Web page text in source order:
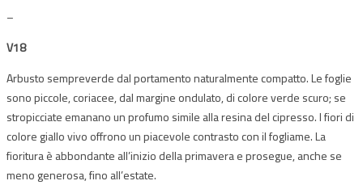
–
V18
Arbusto sempreverde dal portamento naturalmente compatto. Le foglie
sono piccole, coriacee, dal margine ondulato, di colore verde scuro; se
stropicciate emanano un profumo simile alla resina del cipresso. I fiori di
colore giallo vivo offrono un piacevole contrasto con il fogliame. La
fioritura è abbondante all’inizio della primavera e prosegue, anche se
meno generosa, fino all’estate.